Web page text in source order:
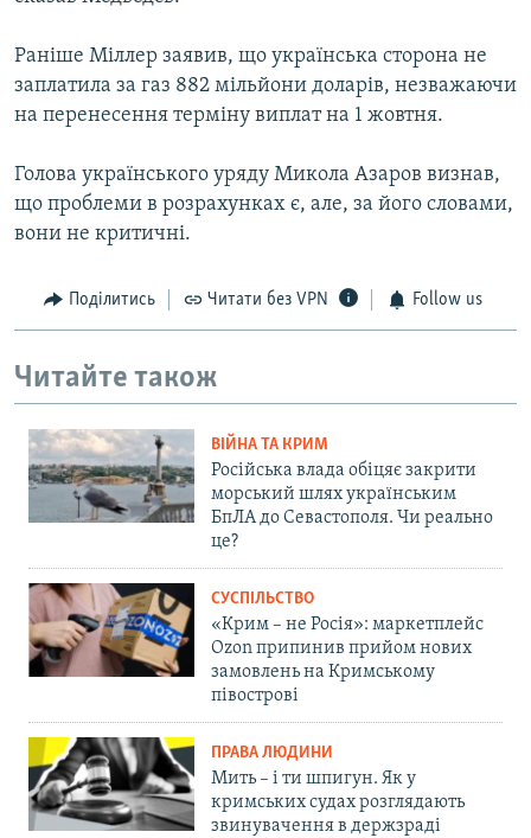
Раніше Міллер заявив, що українська сторона не
заплатила за газ 882 мільйони доларів, незважаючи
на перенесення терміну виплат на 1 жовтня.
Голова українського уряду Микола Азаров визнав,
що проблеми в розрахунках є, але, за його словами,
вони не критичні.
Поділитись Читати без VPN Follow us
Читайте також
ВІЙНА ТА КРИМ
Російська влада обіцяє закрити
морський шлях українським
БпЛА до Севастополя. Чи реально
це?
СУСПІЛЬСТВО
«Крим – не Росія»: маркетплейс
Ozon припинив прийом нових
замовлень на Кримському
півострові
ПРАВА ЛЮДИНИ
Мить – і ти шпигун. Як у
кримських судах розглядають
звинувачення в держзраді